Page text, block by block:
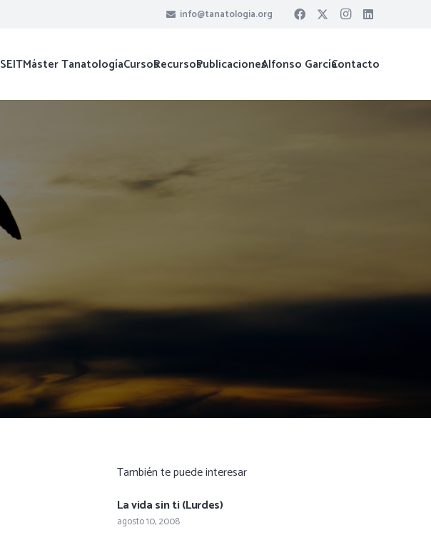
info@tanatologia.org
SEITMáster TanatologíaCursosRecursosPublicacionesAlfonso GarcíaContacto
También te puede interesar
La vida sin ti (Lurdes)
agosto 10, 2008